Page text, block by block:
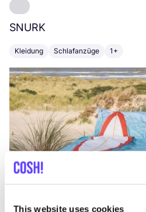
This website uses cookies
SNURK
Kleidung Schlafanzüge 1+